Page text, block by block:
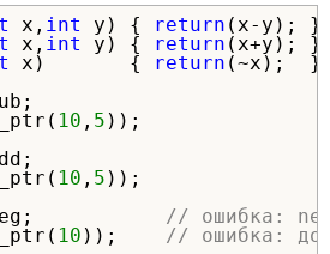
x, int y) { return
x, int y) { return
x)       { return (~x);  }
10 , 5 ));
10 , 5 ));
// ошибка:
10 )); // ошибка: